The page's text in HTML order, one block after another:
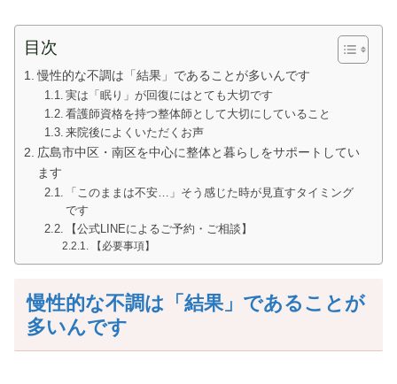
目次
慢性的な不調は「結果」であることが多いんです
実は「眠り」が回復にはとても大切です
看護師資格を持つ整体師として大切にしていること
来院後によくいただくお声
広島市中区・南区を中心に整体と暮らしをサポートしてい
ます
「このままは不安…」そう感じた時が見直すタイミング
です
【公式LINEによるご予約・ご相談】
【必要事項】
慢性的な不調は「結果」であることが
多いんです